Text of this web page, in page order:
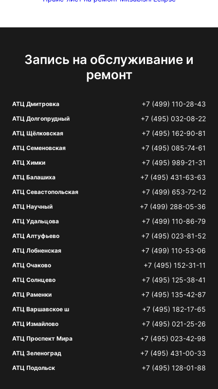
Запись на обслуживание и
ремонт
АТЦ Дмитровка +7 (499) 110-28-43
АТЦ Долгопрудный +7 (495) 032-08-22
АТЦ Щёлковская +7 (495) 162-90-81
АТЦ Семеновская +7 (495) 085-74-61
АТЦ Химки +7 (495) 989-21-31
АТЦ Балашиха +7 (495) 431-63-63
АТЦ Севастопольская +7 (499) 653-72-12
АТЦ Научный +7 (499) 288-05-36
АТЦ Удальцова +7 (499) 110-86-79
АТЦ Алтуфьево +7 (495) 023-81-52
АТЦ Лобненская +7 (499) 110-53-06
АТЦ Очаково +7 (495) 152-31-11
АТЦ Солнцево +7 (495) 125-38-41
АТЦ Раменки +7 (495) 135-42-87
АТЦ Варшавское ш +7 (495) 182-17-65
АТЦ Измайлово +7 (495) 021-25-26
АТЦ Проспект Мира +7 (495) 023-42-98
АТЦ Зеленоград +7 (495) 431-00-33
АТЦ Подольск +7 (495) 128-01-88